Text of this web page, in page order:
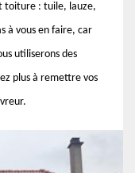
toiture : tuile, lauze,
à vous en faire, car
utiliserons des
plus à remettre vos